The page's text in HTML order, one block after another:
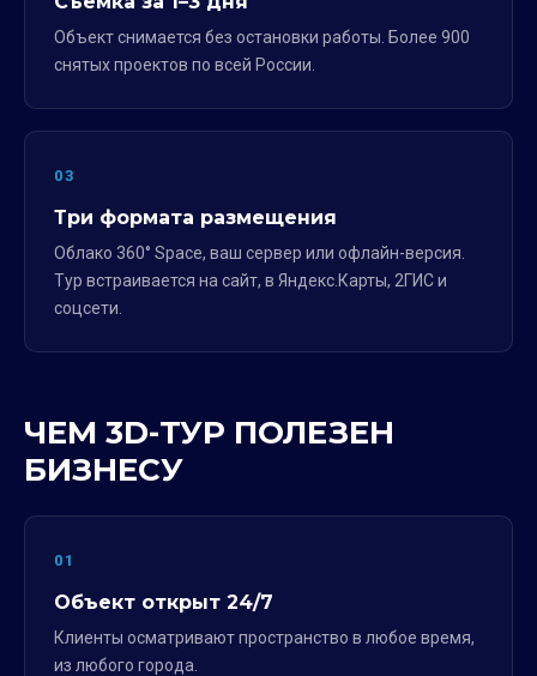
Объект снимается без остановки работы. Более 900
снятых проектов по всей России.
03
Три формата размещения
Облако 360° Space, ваш сервер или офлайн-версия.
Тур встраивается на сайт, в Яндекс.Карты, 2ГИС и
соцсети.
ЧЕМ 3D-ТУР ПОЛЕЗЕН
БИЗНЕСУ
01
Объект открыт 24/7
Клиенты осматривают пространство в любое время,
из любого города.